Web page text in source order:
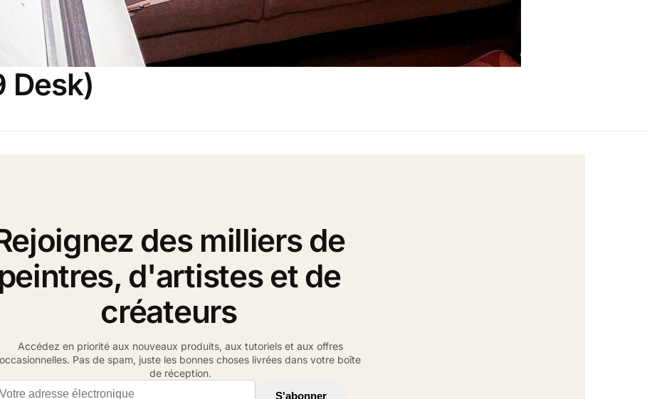
Desk)
des milliers de
peintres, d'artistes et de
créateurs
Accédez en priorité aux nouveaux produits, aux tutoriels et aux offres
occasionnelles. Pas de spam, juste les bonnes choses livrées dans votre boîte
de réception.
address
S'abonner